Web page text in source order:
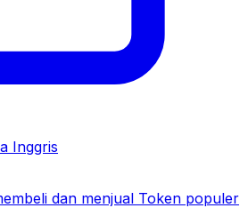
Inggris
dan menjual Token populer